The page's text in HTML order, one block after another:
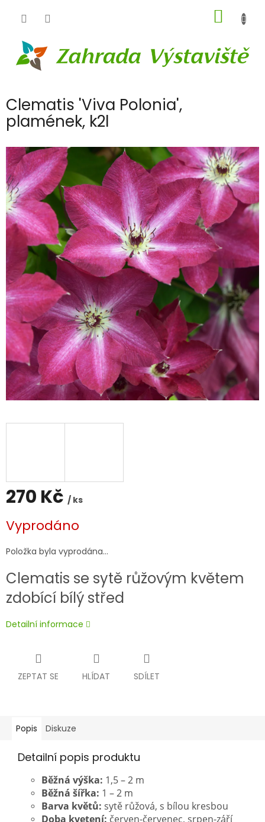
KOŠÍK
Clematis 'Viva Polonia',
plamének, k2l
270 Kč / ks
cena:
Vyprodáno
Položka byla vyprodána…
Clematis se sytě růžovým květem
zdobící bílý střed
Detailní informace
ZEPTAT SE HLÍDAT SDÍLET
Popis Diskuze
Detailní popis produktu
Běžná výška: 1,5 – 2 m
Běžná šířka: 1 – 2 m
Barva květů: sytě růžová, s bílou kresbou
Doba kvetení: červen-červenec, srpen-září